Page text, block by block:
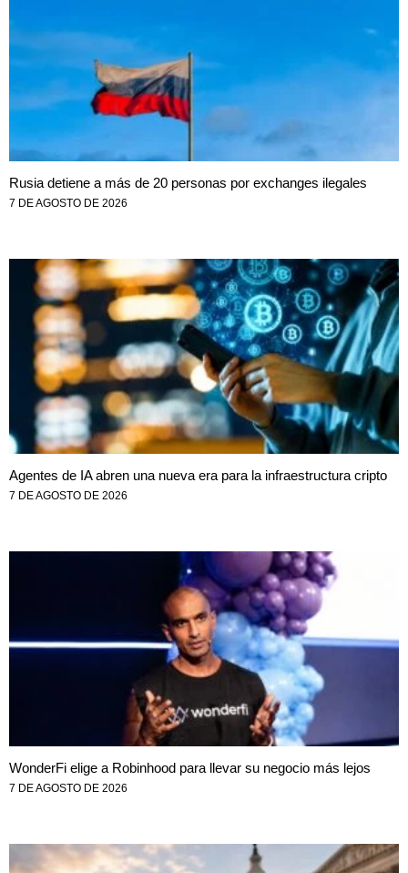
Rusia detiene a más de 20 personas por exchanges ilegales
7 DE AGOSTO DE 2026
Agentes de IA abren una nueva era para la infraestructura cripto
7 DE AGOSTO DE 2026
WonderFi elige a Robinhood para llevar su negocio más lejos
7 DE AGOSTO DE 2026